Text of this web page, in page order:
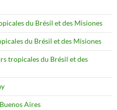
du Brésil et des Misiones
du Brésil et des Misiones
tropicales du Brésil et des
Aires